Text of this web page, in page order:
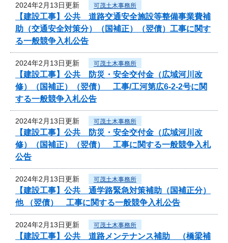
2024年2月13日更新 可茂土木事務所
【建設工事】公共 道路交通安全施設等整備事業費補
助（交通安全対策分）（国補正）（翌債）工事に関す
る一般競争入札公告
2024年2月13日更新 可茂土木事務所
【建設工事】公共 防災・安全交付金（広域河川改
修）（国補正）（翌債） 工事/工河第広6-2-2号に関
する一般競争入札公告
2024年2月13日更新 可茂土木事務所
【建設工事】公共 防災・安全交付金（広域河川改
修）（国補正）（翌債） 工事に関する一般競争入札
公告
2024年2月13日更新 可茂土木事務所
【建設工事】公共 通学路緊急対策補助（国補正分）
他 （翌債） 工事に関する一般競争入札公告
2024年2月13日更新 可茂土木事務所
【建設工事】公共 道路メンテナンス補助 （橋梁補